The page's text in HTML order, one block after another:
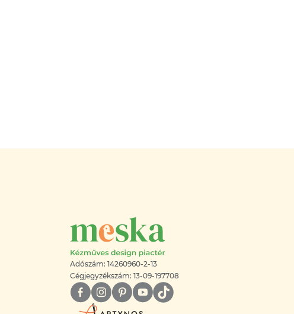
Adószám: 14260960-2-13
Cégjegyzékszám: 13-09-197708